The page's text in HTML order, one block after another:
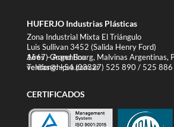
HUFERJO Industrias Plásticas
Zona Industrial Mixta El Triángulo
Luis Sullivan 3452 (Salida Henry Ford)
1667) Grand Bourg, Malvinas Argentinas, Provincia de Buenos Aires – Argentina
Teléfono: +54 (03327) 525 890 / 525 886 | Email: ventas@hipsa.com.ar
CERTIFICADOS